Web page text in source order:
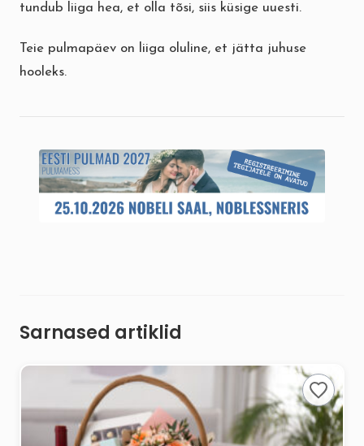
tundub liiga hea, et olla tõsi, siis küsige uuesti.
Teie pulmapäev on liiga oluline, et jätta juhuse
hooleks.
Sarnased artiklid